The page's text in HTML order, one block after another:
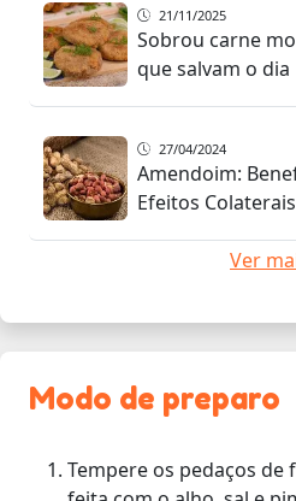
21/11/2025
Sobrou carne
que salvam o dia
27/04/2024
Amendoim:
Efeitos Colaterais
Ver
Modo de preparo
Tempere os pedaços de